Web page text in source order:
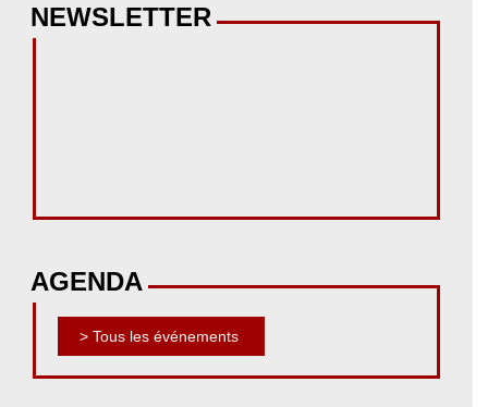
NEWSLETTER
AGENDA
> Tous les événements